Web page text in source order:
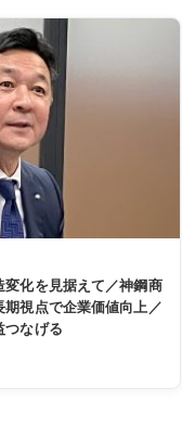
化を見据えて／神鋼商
視点で企業価値向上／
つなげる